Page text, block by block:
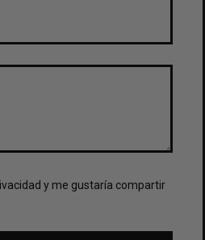
y me gustaría compartir